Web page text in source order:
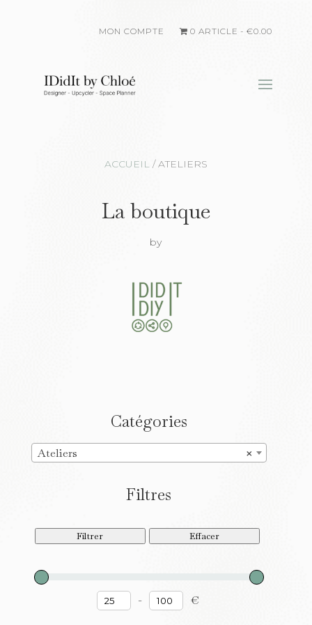
MON COMPTE 0 ARTICLE €0.00
ACCUEIL/ATELIERS
La boutique
by
Catégories
×
Ateliers
Filtres
Filtrer Effacer
- €